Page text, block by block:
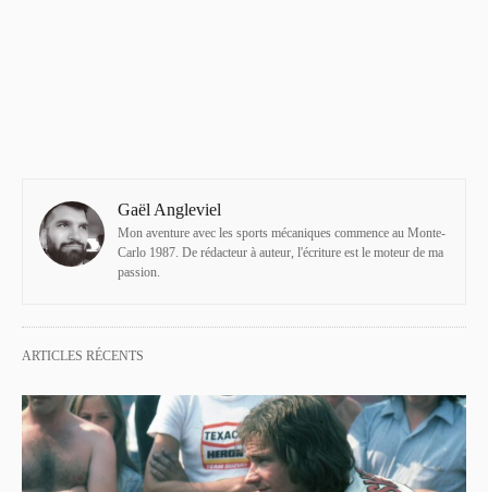
Gaël Angleviel
Mon aventure avec les sports mécaniques commence au Monte-
Carlo 1987. De rédacteur à auteur, l'écriture est le moteur de ma
passion.
ARTICLES RÉCENTS